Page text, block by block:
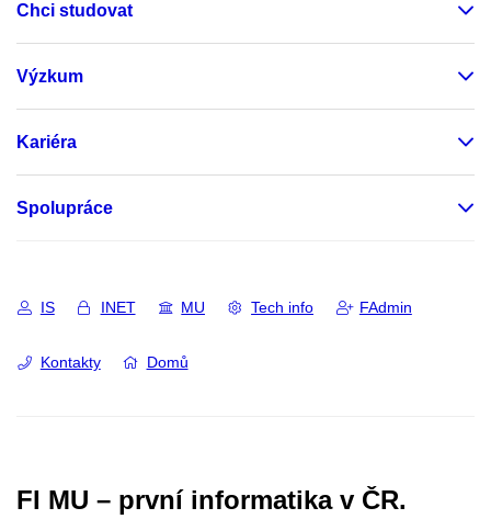
Chci studovat
Výzkum
Kariéra
Spolupráce
IS INET MU Tech info FAdmin
Kontakty Domů
FI MU – první informatika v ČR.